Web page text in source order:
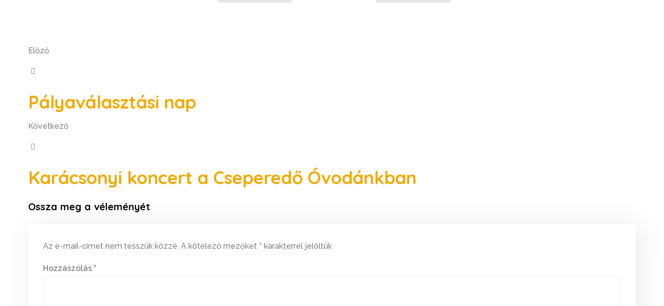
Előző
Pályaválasztási nap
Következő
Karácsonyi koncert a Cseperedő Óvodánkban
Ossza meg a véleményét
Az e-mail-címet nem tesszük közzé. A kötelező mezőket * karakterrel jelöltük
Hozzászólás *